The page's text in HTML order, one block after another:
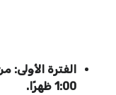
1:00 ظهرًا.